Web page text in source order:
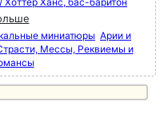
миниатюры Арии и
Мессы, Реквиемы и